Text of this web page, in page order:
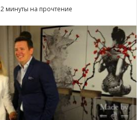
2 минуты на прочтение